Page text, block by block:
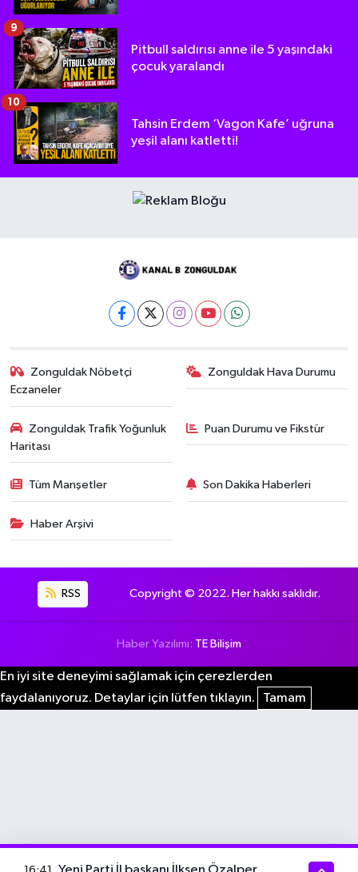
Pitbull saldırısı anne ile 5 yaşındaki
çocuk yaralandı
9
Tahsin Erdem ‘Vagon Kafe’ uğruna
yeşil alanı katletti!
10
Zonguldak Nöbetçi
Eczaneler
Zonguldak Hava Durumu
Zonguldak Trafik Yoğunluk
Haritası
Puan Durumu ve Fikstür
Tüm Manşetler Son Dakika Haberleri
Haber Arşivi
RSS Copyright © 2022. Her hakkı saklıdır.
Haber Yazılımı: TE Bilişim
En iyi site deneyimi sağlamak için çerezlerden
faydalanıyoruz. Detaylar için lütfen tıklayın.
Tamam
16:41